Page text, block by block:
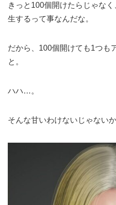
きっと100個開けたらじゃな
生するって事なんだな。
だから、100個開けても1つも
と。
ハハ…。
そんな甘いわけないじゃないか